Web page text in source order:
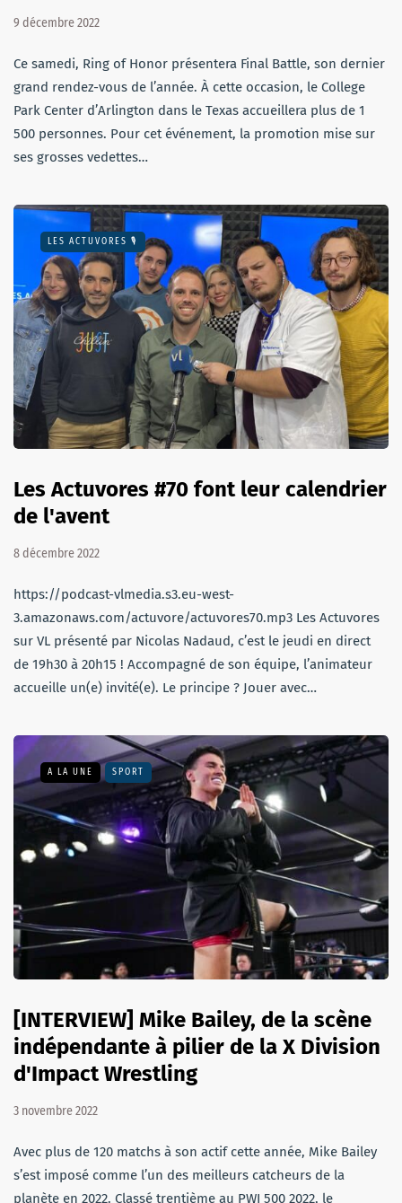
9 décembre 2022
Ce samedi, Ring of Honor présentera Final Battle, son dernier
grand rendez-vous de l’année. À cette occasion, le College
Park Center d’Arlington dans le Texas accueillera plus de 1
500 personnes. Pour cet événement, la promotion mise sur
ses grosses vedettes…
LES ACTUVORES 🎙
Les Actuvores #70 font leur calendrier
de l'avent
8 décembre 2022
https://podcast-vlmedia.s3.eu-west-
3.amazonaws.com/actuvore/actuvores70.mp3 Les Actuvores
sur VL présenté par Nicolas Nadaud, c’est le jeudi en direct
de 19h30 à 20h15 ! Accompagné de son équipe, l’animateur
accueille un(e) invité(e). Le principe ? Jouer avec…
A LA UNE SPORT
[INTERVIEW] Mike Bailey, de la scène
indépendante à pilier de la X Division
d'Impact Wrestling
3 novembre 2022
Avec plus de 120 matchs à son actif cette année, Mike Bailey
s’est imposé comme l’un des meilleurs catcheurs de la
planète en 2022. Classé trentième au PWI 500 2022, le